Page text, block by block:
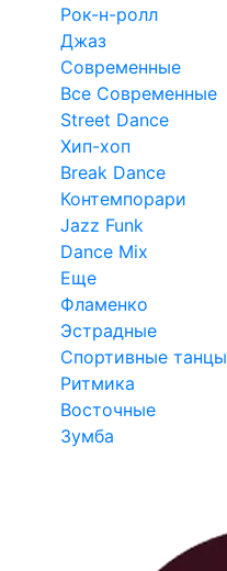
Рок-н-ролл
Джаз
Современные
Все Современные
Street Dance
Хип-хоп
Break Dance
Контемпорари
Jazz Funk
Dance Mix
Еще
Фламенко
Эстрадные
Спортивные танцы
Ритмика
Восточные
Зумба